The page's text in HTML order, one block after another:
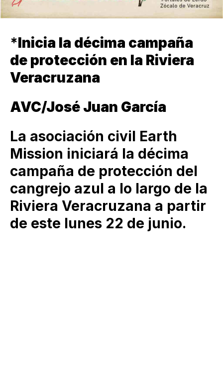
*Inicia la décima campaña
de protección en la Riviera
Veracruzana
AVC/José Juan García
La asociación civil Earth
Mission iniciará la décima
campaña de protección del
cangrejo azul a lo largo de la
Riviera Veracruzana a partir
de este lunes 22 de junio.